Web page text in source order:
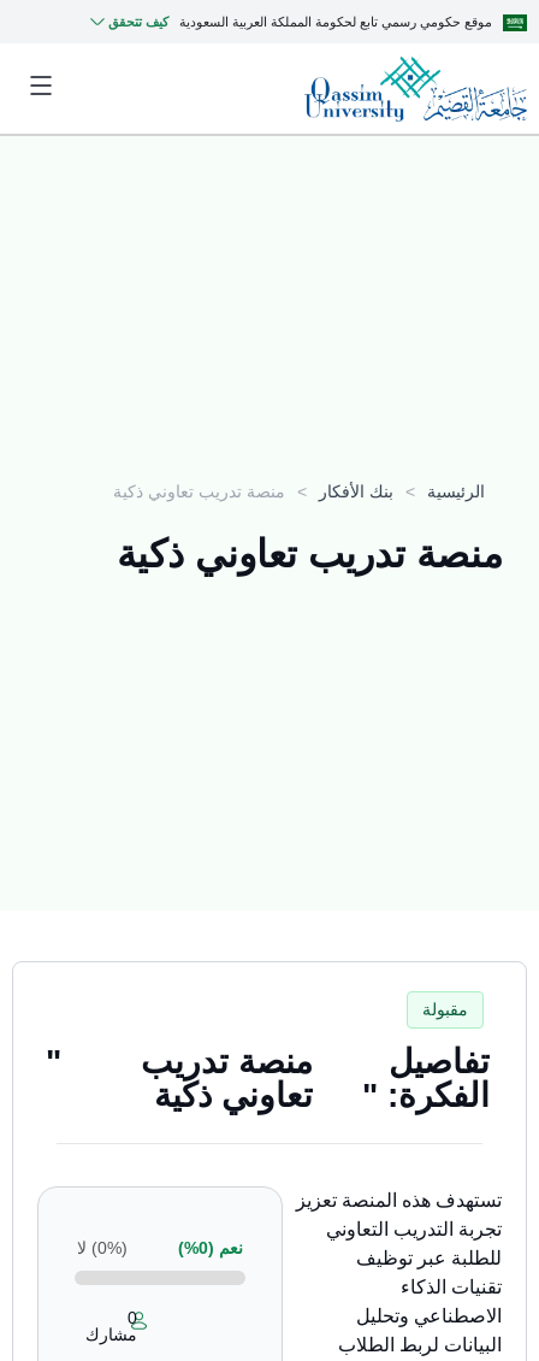
موقع حكومي رسمي تابع لحكومة المملكة العربية السعودية كيف تتحقق
الرئيسية > بنك الأفكار > منصة تدريب تعاوني ذكية
منصة تدريب تعاوني ذكية
مقبولة
تفاصيل
الفكرة: "
منصة تدريب
تعاوني ذكية
"
تستهدف هذه المنصة تعزيز
تجربة التدريب التعاوني
للطلبة عبر توظيف
تقنيات الذكاء
الاصطناعي وتحليل
البيانات لربط الطلاب
نعم (0%
)
(
0%) لا
0
مشارك